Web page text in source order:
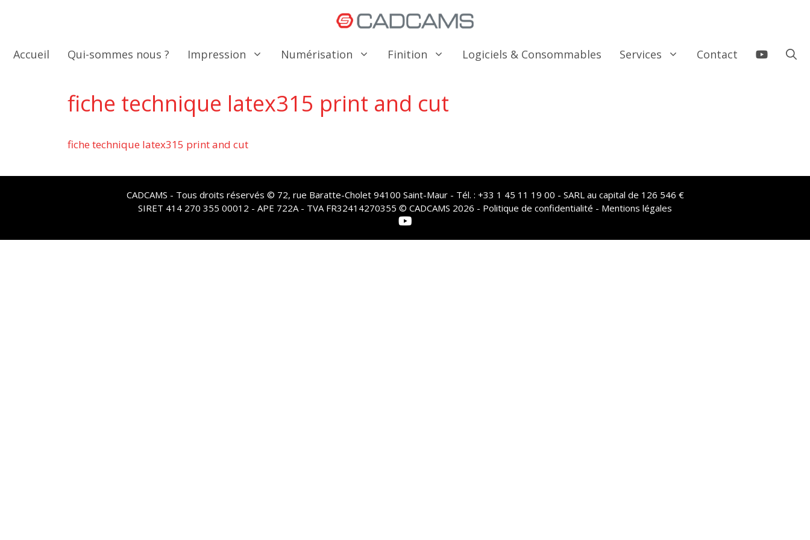
Accueil Qui-sommes nous ? Impression Numérisation Finition Logiciels & Consommables Services Contact
fiche technique latex315 print and cut
fiche technique latex315 print and cut
CADCAMS - Tous droits réservés © 72, rue Baratte-Cholet 94100 Saint-Maur - Tél. : +33 1 45 11 19 00 - SARL au capital de 126 546 €
SIRET 414 270 355 00012 - APE 722A - TVA FR32414270355 © CADCAMS 2026 - Politique de confidentialité - Mentions légales